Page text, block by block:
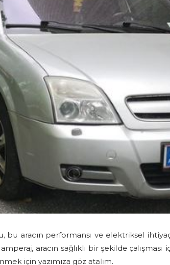
aracın performansı ve elektriksel
aracın sağlıklı bir şekilde
için yazımıza göz atalım.